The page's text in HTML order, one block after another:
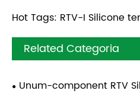
Hot Tags: RTV-I Silicone
Related Categoria
Unum-component RTV